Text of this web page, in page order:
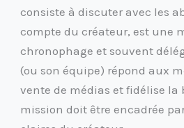
consiste à discuter avec les
compte du créateur, est une
chronophage et souvent
(ou son équipe) répond aux
vente de médias et fidélise la
mission doit être encadrée